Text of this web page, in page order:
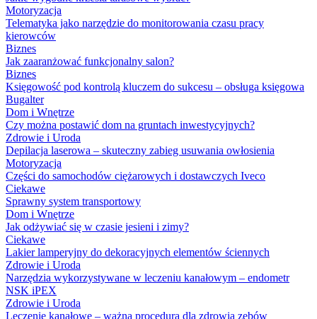
Motoryzacja
Telematyka jako narzędzie do monitorowania czasu pracy
kierowców
Biznes
Jak zaaranżować funkcjonalny salon?
Biznes
Księgowość pod kontrolą kluczem do sukcesu – obsługa księgowa
Bugalter
Dom i Wnętrze
Czy można postawić dom na gruntach inwestycyjnych?
Zdrowie i Uroda
Depilacja laserowa – skuteczny zabieg usuwania owłosienia
Motoryzacja
Części do samochodów ciężarowych i dostawczych Iveco
Ciekawe
Sprawny system transportowy
Dom i Wnętrze
Jak odżywiać się w czasie jesieni i zimy?
Ciekawe
Lakier lamperyjny do dekoracyjnych elementów ściennych
Zdrowie i Uroda
Narzędzia wykorzystywane w leczeniu kanałowym – endometr
NSK iPEX
Zdrowie i Uroda
Leczenie kanałowe – ważna procedura dla zdrowia zębów